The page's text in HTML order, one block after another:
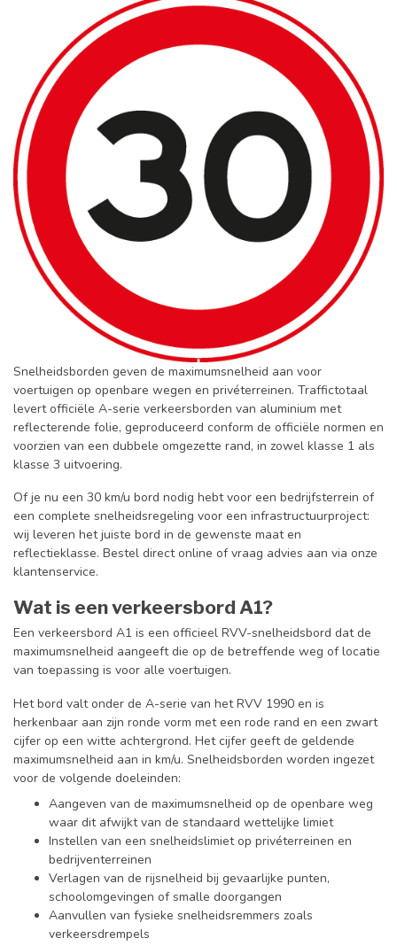
Snelheidsborden geven de maximumsnelheid aan voor
voertuigen op openbare wegen en privéterreinen. Traffictotaal
levert officiële A-serie verkeersborden van aluminium met
reflecterende folie, geproduceerd conform de officiële normen en
voorzien van een dubbele omgezette rand, in zowel klasse 1 als
klasse 3 uitvoering.
Of je nu een 30 km/u bord nodig hebt voor een bedrijfsterrein of
een complete snelheidsregeling voor een infrastructuurproject:
wij leveren het juiste bord in de gewenste maat en
reflectieklasse. Bestel direct online of vraag advies aan via onze
klantenservice.
Wat is een verkeersbord A1?
Een verkeersbord A1 is een officieel RVV-snelheidsbord dat de
maximumsnelheid aangeeft die op de betreffende weg of locatie
van toepassing is voor alle voertuigen.
Het bord valt onder de A-serie van het RVV 1990 en is
herkenbaar aan zijn ronde vorm met een rode rand en een zwart
cijfer op een witte achtergrond. Het cijfer geeft de geldende
maximumsnelheid aan in km/u. Snelheidsborden worden ingezet
voor de volgende doeleinden:
Aangeven van de maximumsnelheid op de openbare weg
waar dit afwijkt van de standaard wettelijke limiet
Instellen van een snelheidslimiet op privéterreinen en
bedrijventerreinen
Verlagen van de rijsnelheid bij gevaarlijke punten,
schoolomgevingen of smalle doorgangen
Aanvullen van fysieke snelheidsremmers zoals
verkeersdrempels